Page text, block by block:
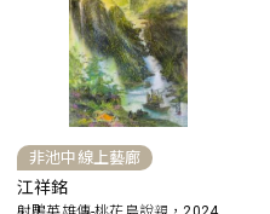
非池中線上藝廊
江祥銘